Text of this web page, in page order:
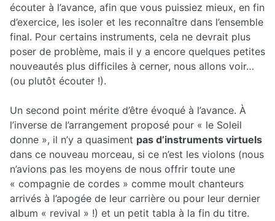
écouter à l’avance, afin que vous puissiez mieux, en fin
d’exercice, les isoler et les reconnaître dans l’ensemble
final. Pour certains instruments, cela ne devrait plus
poser de problème, mais il y a encore quelques petites
nouveautés plus difficiles à cerner, nous allons voir…
(ou plutôt écouter !).
Un second point mérite d’être évoqué à l’avance. À
l’inverse de l’arrangement proposé pour « le Soleil
donne », il n’y a quasiment pas d’instruments virtuels
dans ce nouveau morceau, si ce n’est les violons (nous
n’avions pas les moyens de nous offrir toute une
« compagnie de cordes » comme moult chanteurs
arrivés à l’apogée de leur carrière ou pour leur dernier
album « revival » !) et un petit tabla à la fin du titre.